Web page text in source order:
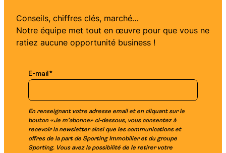
Conseils, chiffres clés, marché…
Notre équipe met tout en œuvre pour que vous ne
ratiez aucune opportunité business !
E-mail *
En renseignant votre adresse email et en cliquant sur le
bouton «Je m’abonne» ci-dessous, vous consentez à
recevoir la newsletter ainsi que les communications et
offres de la part de Sporting Immobilier et du groupe
Sporting. Vous avez la possibilité de le retirer votre